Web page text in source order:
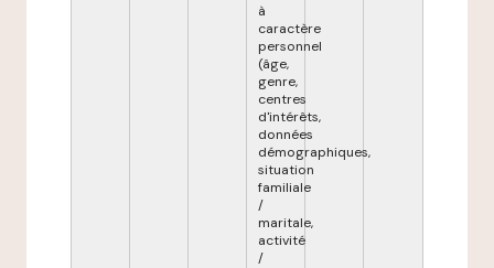
à
caractère
personnel
(âge,
genre,
centres
d'intérêts,
données
démographiques,
situation
familiale
/
maritale,
activité
/